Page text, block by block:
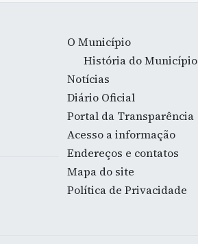
O Município
História do Município
Notícias
Diário Oficial
Portal da Transparência
Acesso a informação
Endereços e contatos
Mapa do site
Política de Privacidade